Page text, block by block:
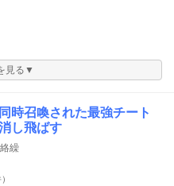
見る▼
時召喚された最強チート
し飛ばす
繰